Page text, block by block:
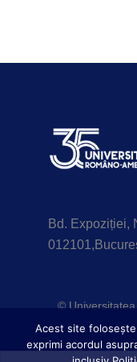
Bd. Expoziției,
©
Acest site
exprimi acordul